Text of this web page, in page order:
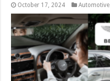
October 17, 2024 Automotive